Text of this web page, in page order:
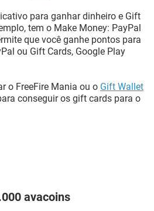
para ganhar dinheiro e Gift
tem o Make Money: PayPal
que você ganhe pontos para
ou Gift Cards, Google Play
o FreeFire Mania ou o Gift Wallet
conseguir os gift cards para o
avacoins